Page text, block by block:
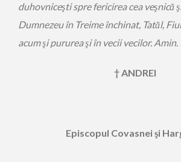
duhovniceşti spre fericirea cea veşnică
Dumnezeu în Treime închinat, Tatăl,
acum şi pururea şi în vecii vecilor. Amin.
† ANDREI
Episcopul Covasnei şi